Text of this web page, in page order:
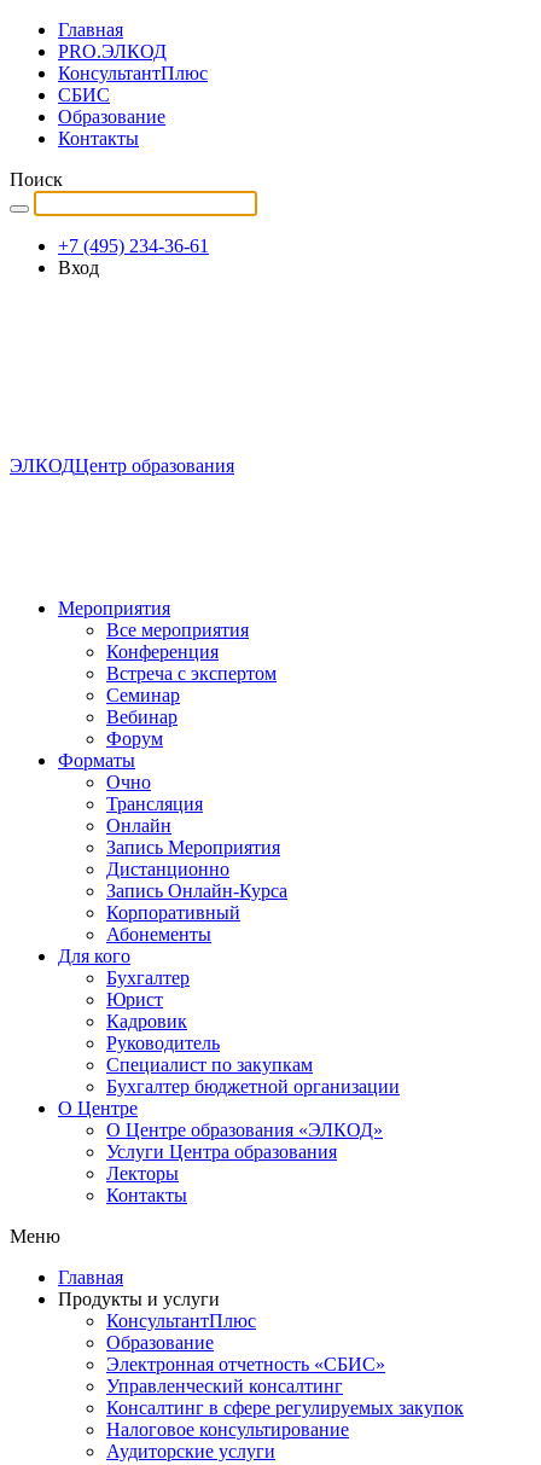
Главная
PRO.ЭЛКОД
КонсультантПлюс
СБИС
Образование
Контакты
Поиск
+7 (495) 234-36-61
Вход
ЭЛКОДЦентр образования
Мероприятия
Все мероприятия
Конференция
Встреча с экспертом
Семинар
Вебинар
Форум
Форматы
Очно
Трансляция
Онлайн
Запись Мероприятия
Дистанционно
Запись Онлайн-Курса
Корпоративный
Абонементы
Для кого
Бухгалтер
Юрист
Кадровик
Руководитель
Специалист по закупкам
Бухгалтер бюджетной организации
О Центре
О Центре образования «ЭЛКОД»
Услуги Центра образования
Лекторы
Контакты
Меню
Главная
Продукты и услуги
КонсультантПлюс
Образование
Электронная отчетность «СБИС»
Управленческий консалтинг
Консалтинг в сфере регулируемых закупок
Налоговое консультирование
Аудиторские услуги